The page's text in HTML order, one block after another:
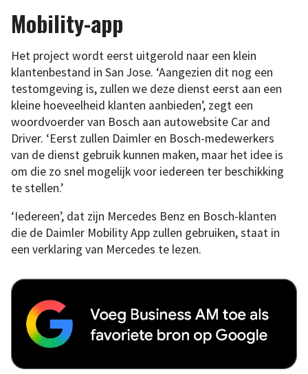
Mobility-app
Het project wordt eerst uitgerold naar een klein
klantenbestand in San Jose. ‘Aangezien dit nog een
testomgeving is, zullen we deze dienst eerst aan een
kleine hoeveelheid klanten aanbieden’, zegt een
woordvoerder van Bosch aan autowebsite Car and
Driver. ‘Eerst zullen Daimler en Bosch-medewerkers
van de dienst gebruik kunnen maken, maar het idee is
om die zo snel mogelijk voor iedereen ter beschikking
te stellen.’
‘Iedereen’, dat zijn Mercedes Benz en Bosch-klanten
die de Daimler Mobility App zullen gebruiken, staat in
een verklaring van Mercedes te lezen.